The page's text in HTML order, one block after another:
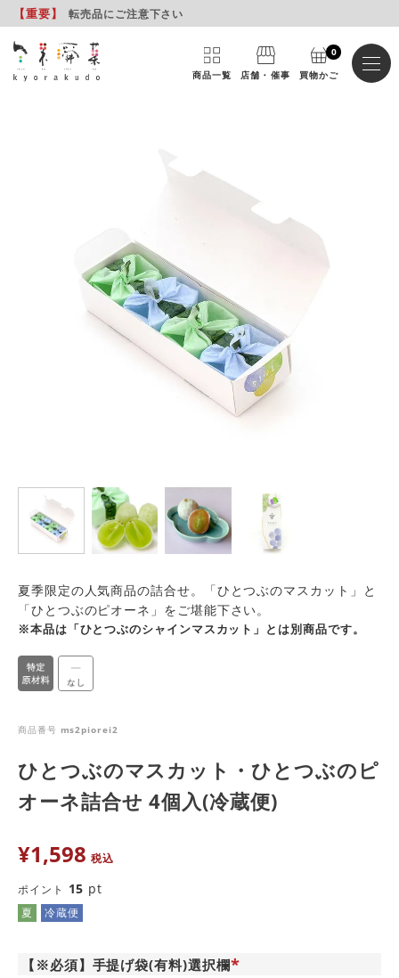
【重要】 転売品にご注意下さい
商品一覧 店舗・催事 買物かご
0
夏季限定の人気商品の詰合せ。「ひとつぶのマスカット」と
「ひとつぶのピオーネ」をご堪能下さい。
※本品は「ひとつぶのシャインマスカット」とは別商品です。
商品番号 ms2piorei2
ひとつぶのマスカット・ひとつぶのピ
オーネ詰合せ 4個入(冷蔵便)
¥1,598 税込
ポイント 15 pt
夏 冷蔵便
【※必須】手提げ袋(有料)選択欄